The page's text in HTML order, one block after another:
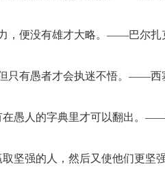
，便没有雄才大略。——巴尔扎
只有愚者才会执迷不悟。——西
在愚人的字典里才可以翻出。
取坚强的人，然后又使他们更